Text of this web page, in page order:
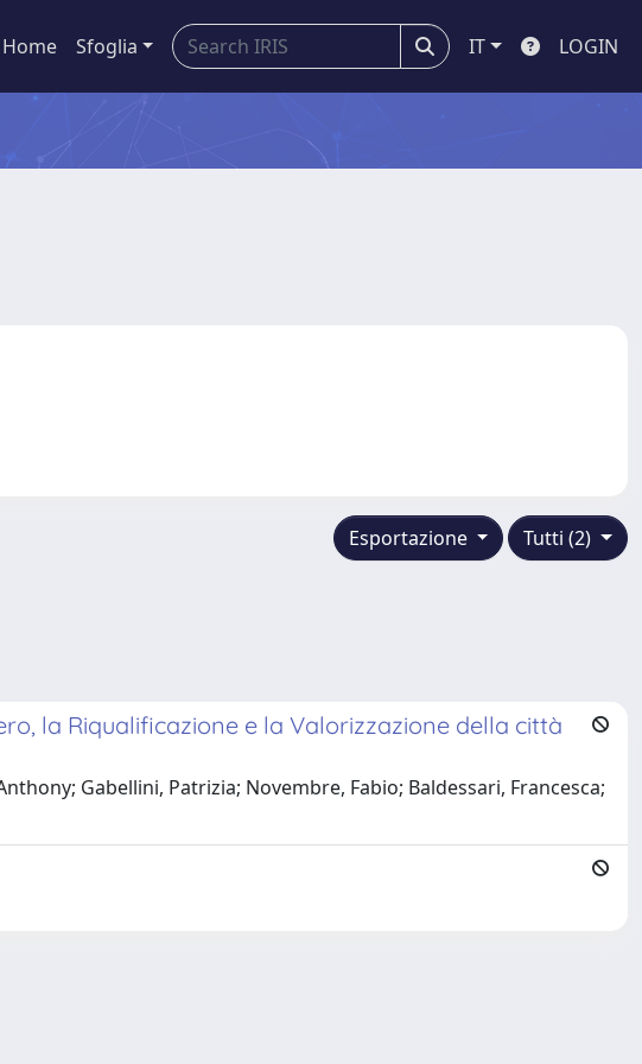
Home Sfoglia IT LOGIN
Tutti (2)
Esportazione
la Riqualificazione e la Valorizzazione della città
Gabellini, Patrizia; Novembre, Fabio; Baldessari, Francesca;